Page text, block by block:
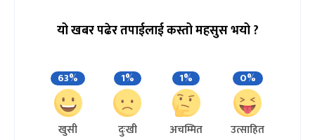
यो खबर पढेर तपाईलाई कस्तो महसुस भयो ?
63%
खुसी
1%
दुःखी
1%
अचम्मित
0%
उत्साहित